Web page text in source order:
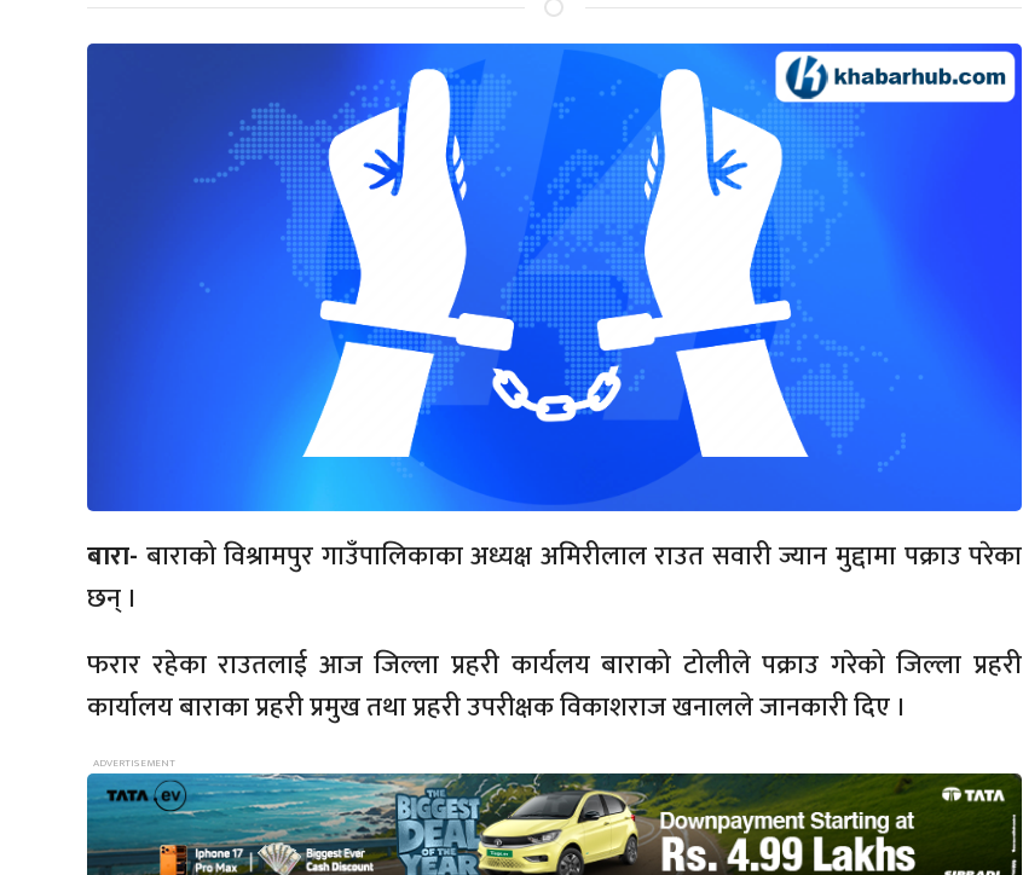
बारा- बाराको विश्रामपुर गाउँपालिकाका अध्यक्ष अमिरीलाल राउत सवारी ज्यान मुद्दामा पक्राउ परेका
छन् ।
फरार रहेका राउतलाई आज जिल्ला प्रहरी कार्यलय बाराको टोलीले पक्राउ गरेको जिल्ला प्रहरी
कार्यालय बाराका प्रहरी प्रमुख तथा प्रहरी उपरीक्षक विकाशराज खनालले जानकारी दिए ।